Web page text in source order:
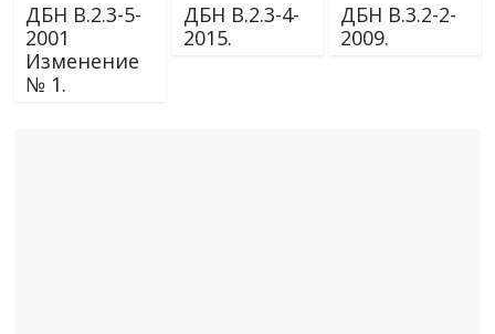
ДБН В.2.3-5-
2001
Изменение
№ 1.
ДБН В.2.3-4-
2015.
ДБН В.3.2-2-
2009.